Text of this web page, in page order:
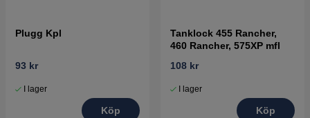
Plugg Kpl
93 kr
I lager
Köp
Tanklock 455 Rancher,
460 Rancher, 575XP mfl
108 kr
I lager
Köp